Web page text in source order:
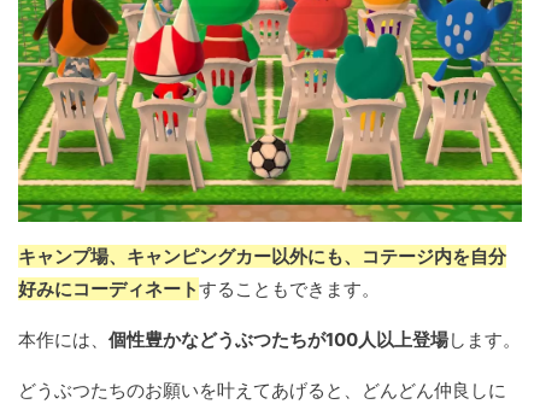
キャンプ場、キャンピングカー以外にも、コテージ内を自分
好みにコーディネートすることもできます。
本作には、 個性豊かなどうぶつたちが100人以上登場します。
どうぶつたちのお願いを叶えてあげると、どんどん仲良しに